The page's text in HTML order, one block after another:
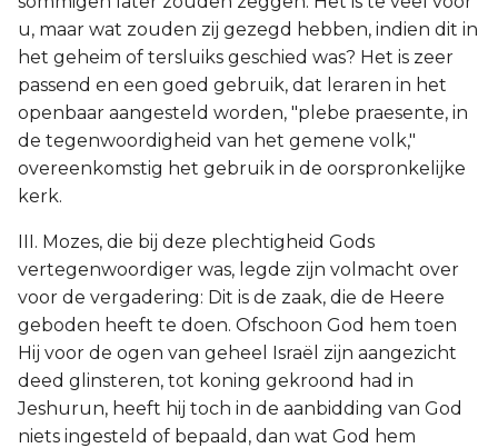
u, maar wat zouden zij gezegd hebben, indien dit in
het geheim of tersluiks geschied was? Het is zeer
passend en een goed gebruik, dat leraren in het
openbaar aangesteld worden, "plebe praesente, in
de tegenwoordigheid van het gemene volk,"
overeenkomstig het gebruik in de oorspronkelijke
kerk.
III. Mozes, die bij deze plechtigheid Gods
vertegenwoordiger was, legde zijn volmacht over
voor de vergadering: Dit is de zaak, die de Heere
geboden heeft te doen. Ofschoon God hem toen
Hij voor de ogen van geheel Israël zijn aangezicht
deed glinsteren, tot koning gekroond had in
Jeshurun, heeft hij toch in de aanbidding van God
niets ingesteld of bepaald, dan wat God hem